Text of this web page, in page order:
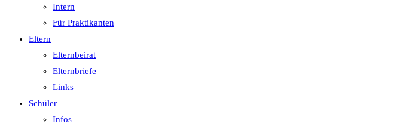
Intern
Für Praktikanten
Eltern
Elternbeirat
Elternbriefe
Links
Schüler
Infos